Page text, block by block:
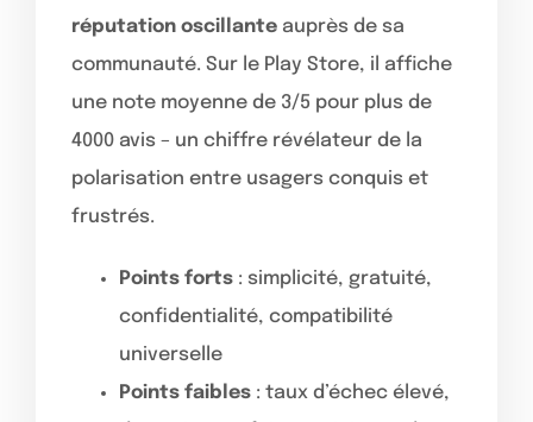
réputation oscillante auprès de sa
communauté. Sur le Play Store, il affiche
une note moyenne de 3/5 pour plus de
4000 avis – un chiffre révélateur de la
polarisation entre usagers conquis et
frustrés.
Points forts : simplicité, gratuité,
confidentialité, compatibilité
universelle
Points faibles : taux d’échec élevé,